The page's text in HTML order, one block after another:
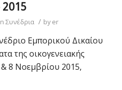
Συνέδρια / byer
Εμπορικού Δικαίου
της οικογενειακής
& 8 Νοεμβρίου 2015,